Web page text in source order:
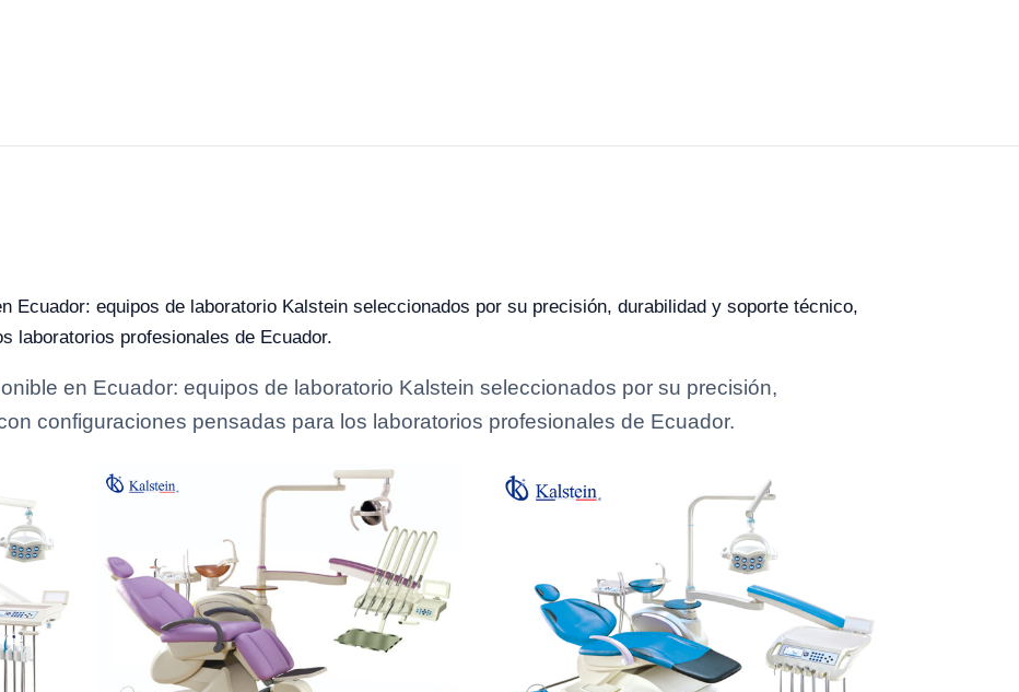
Ecuador: equipos de laboratorio Kalstein seleccionados por su precisión, durabilidad y soporte técnico,
laboratorios profesionales de Ecuador.
en Ecuador: equipos de laboratorio Kalstein seleccionados por su precisión,
configuraciones pensadas para los laboratorios profesionales de Ecuador.